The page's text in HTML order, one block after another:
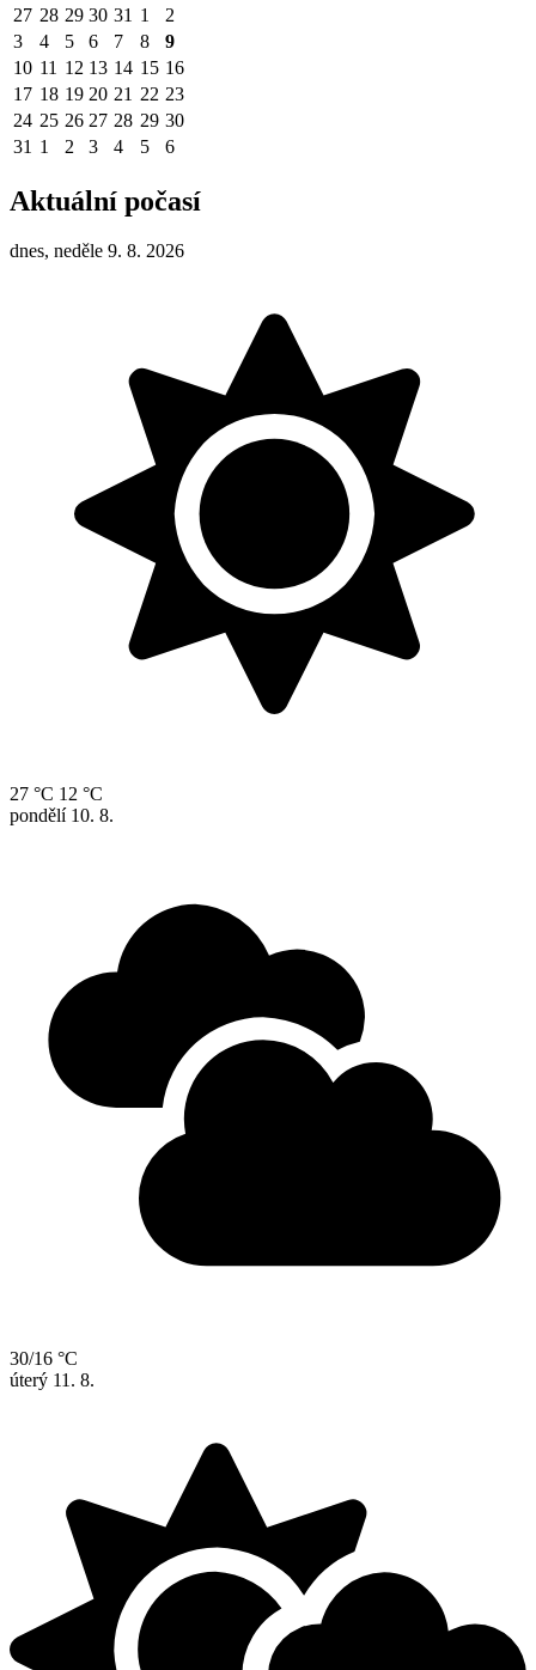
27 28 29 30 31 1
2
3
4 5 6 7 8
9
10 11 12 13 14 15 16
17 18 19 20 21 22 23
24 25 26 27 28 29 30
31 1 2 3 4 5 6
Aktuální počasí
dnes, neděle 9. 8. 2026
27 °C 12 °C
pondělí 10. 8.
30/16 °C
úterý 11. 8.